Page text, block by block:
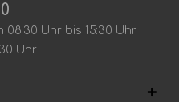
Uhr bis 15:30 Uhr
Uhr